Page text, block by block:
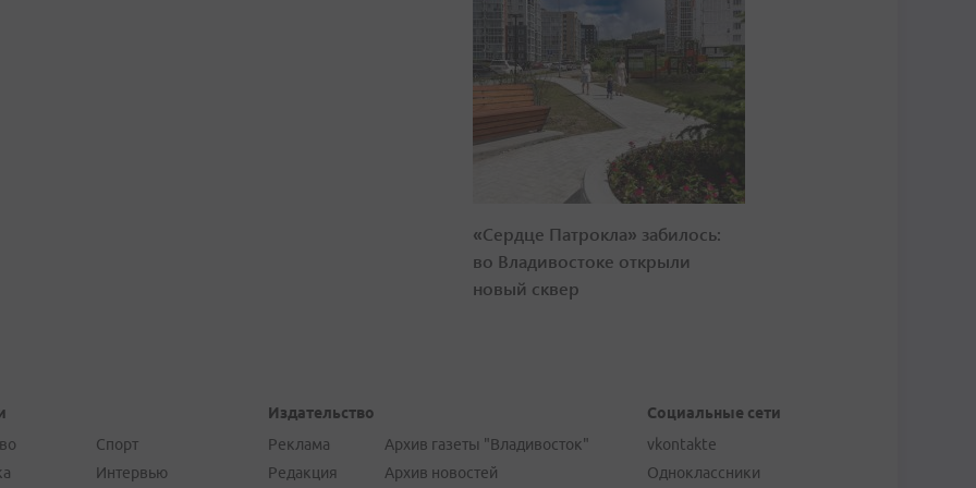
«Сердце Патрокла» забилось:
во Владивостоке открыли
новый сквер
Спорт
Интервью
Издательство
Реклама
Редакция
Архив газеты "Владивосток"
Архив новостей
Социальные сети
vkontakte
Одноклассники